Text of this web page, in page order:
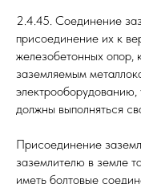
2.4.45. Соединение
присоединение их к
железобетонных опор,
заземляемым
должны выполняться
Присоединение
заземлителю в земле
иметь болтовые